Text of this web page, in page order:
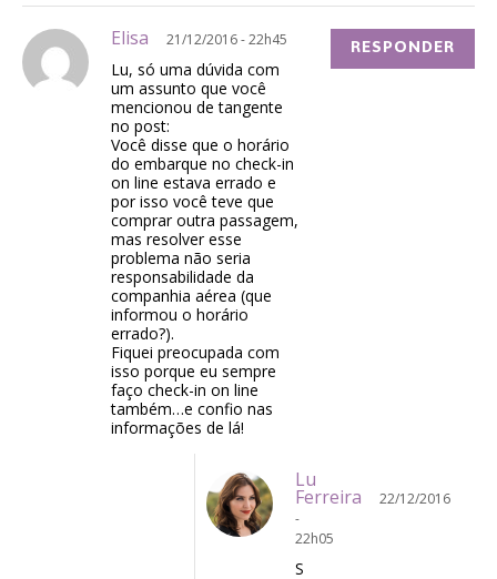
Elisa 21/12/2016 - 22h45
Lu, só uma dúvida com
um assunto que você
mencionou de tangente
no post:
Você disse que o horário
do embarque no check-in
on line estava errado e
por isso você teve que
comprar outra passagem,
mas resolver esse
problema não seria
responsabilidade da
companhia aérea (que
informou o horário
errado?).
Fiquei preocupada com
isso porque eu sempre
faço check-in on line
também…e confio nas
informações de lá!
RESPONDER
Lu
Ferreira
22/12/2016
-
22h05
S